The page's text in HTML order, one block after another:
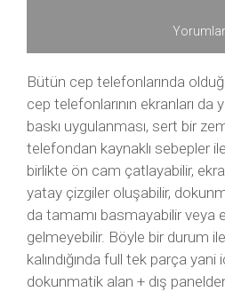
Yorumlar
Bütün cep telefonlarında
cep telefonlarının ekranları da
baskı uygulanması, sert bir
telefondan kaynaklı sebepler ile
birlikte ön cam çatlayabilir,
yatay çizgiler oluşabilir,
da tamamı basmayabilir veya
gelmeyebilir. Böyle bir durum
kalındığında full tek parça
dokunmatik alan + dış